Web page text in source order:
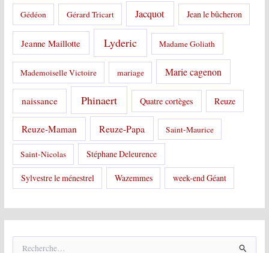
Gédéon Gérard Tricart Jacquot Jean le bûcheron
Jeanne Maillotte Lyderic Madame Goliath
Mademoiselle Victoire mariage Marie cagenon
naissance Phinaert Quatre cortèges Reuze
Reuze-Maman Reuze-Papa Saint-Maurice
Saint-Nicolas Stéphane Deleurence
Sylvestre le ménestrel Wazemmes week-end Géant